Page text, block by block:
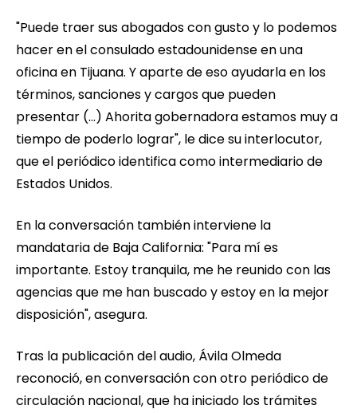
"Puede traer sus abogados con gusto y lo podemos
hacer en el consulado estadounidense en una
oficina en Tijuana. Y aparte de eso ayudarla en los
términos, sanciones y cargos que pueden
presentar (...) Ahorita gobernadora estamos muy a
tiempo de poderlo lograr", le dice su interlocutor,
que el periódico identifica como intermediario de
Estados Unidos.
En la conversación también interviene la
mandataria de Baja California: "Para mí es
importante. Estoy tranquila, me he reunido con las
agencias que me han buscado y estoy en la mejor
disposición", asegura.
Tras la publicación del audio, Ávila Olmeda
reconoció, en conversación con otro periódico de
circulación nacional, que ha iniciado los trámites